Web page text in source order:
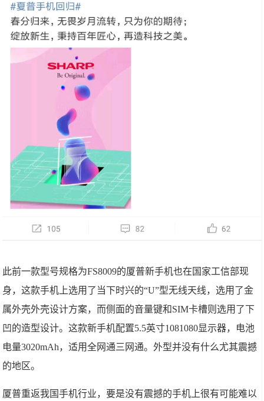
此前一款型号规格为FS8009的厦普新手机也在国家工信部现
身，这款手机上选用了当下时兴的“U”型无线天线，选用了金
属外壳外壳设计方案，而侧面的音量键和SIM卡槽则选用了下
凹的造型设计。这款新手机配置5.5英寸1081080显示器，电池
电量3020mAh，适用全网通三网通。外型并没有什么尤其震撼
的地区。
厦普重返我国手机行业，要是没有震撼的手机上很有可能难以